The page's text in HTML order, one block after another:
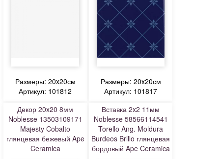
Размеры: 20x20см
Артикул: 101812
Размеры: 20x20см
Артикул: 101817
Декор 20x20 8мм
Noblesse 13503109171
Majesty Cobalto
глянцевая бежевый Ape
Ceramica
Вставка 2x2 11мм
Noblesse 58566114541
Torello Ang. Moldura
Burdeos Brillo глянцевая
бордовый Ape Ceramica